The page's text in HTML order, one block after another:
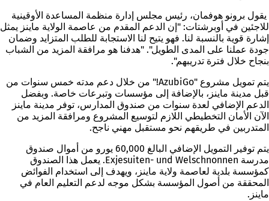
يقول برونو هوفمان، رئيس مجلس إدارة منظمة المساعدة الأوقينية
للاجئين في أوبرشتات: "إن الدعم المقدم من عاصمة الولاية ماينز يمثل
إشارة قوية بالنسبة لنا. فهو يتيح لنا الاستجابة للطلب المتزايد وضمان
جودة عملنا على المدى الطويل". "هدفنا هو مرافقة المزيد من الشباب
بنجاح خلال فترة تدريبهم".
يتم تمويل مشروع "AzubiGo!" من خلال دعم مدته خمس سنوات من
قبل مدينة ماينز، بالإضافة إلى مؤسسات وتبرعات خاصة. وبفضل
الدعم الإضافي لعدة سنوات من صندوق المدارس، توفر مدينة ماينز
الآن الأمان التخطيطي اللازم لتوسيع المشروع ومرافقة المزيد من
المتدربين في طريقهم نحو مستقبل مهني ناجح.
يتم توفير التمويل الإضافي البالغ 60,000 يورو من أموال صندوق
مدرسة Exjesuiten- und Welschnonnen. يعمل هذا الصندوق
كمؤسسة بلدية لعاصمة ولاية ماينز، ويهدف إلى استخدام الفوائض
المحققة من أصول المؤسسة بشكل موجه لدعم التعليم العام في
ماينز.